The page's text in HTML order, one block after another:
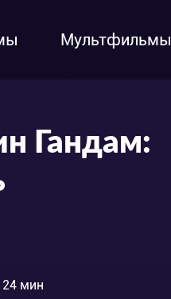
Мультфильмы
Гандам:
24 мин